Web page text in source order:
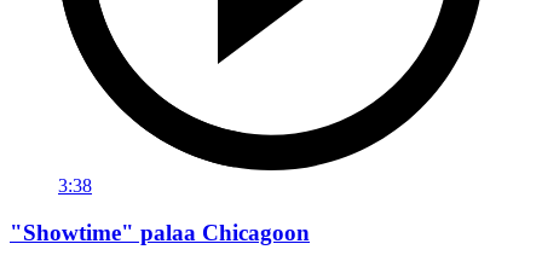
3:38
"Showtime" palaa Chicagoon